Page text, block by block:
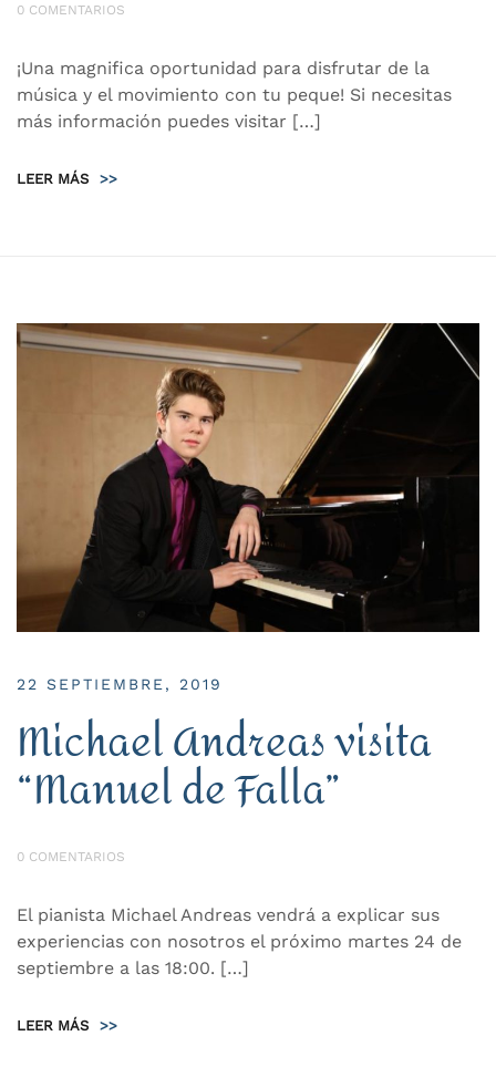
0 COMENTARIOS
¡Una magnifica oportunidad para disfrutar de la
música y el movimiento con tu peque! Si necesitas
más información puedes visitar […]
LEER MÁS >>
22 SEPTIEMBRE, 2019
Michael Andreas visita
“Manuel de Falla”
0 COMENTARIOS
El pianista Michael Andreas vendrá a explicar sus
experiencias con nosotros el próximo martes 24 de
septiembre a las 18:00. […]
LEER MÁS >>